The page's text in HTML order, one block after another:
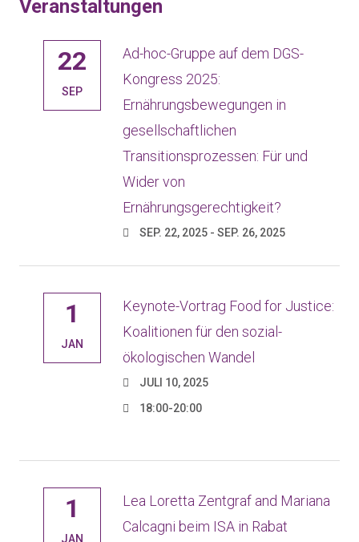
Veranstaltungen
22
SEP
Ad-hoc-Gruppe auf dem DGS-
Kongress 2025:
Ernährungsbewegungen in
gesellschaftlichen
Transitionsprozessen: Für und
Wider von
Ernährungsgerechtigkeit?
SEP. 22, 2025 - SEP. 26, 2025
1
JAN
Keynote-Vortrag Food for Justice:
Koalitionen für den sozial-
ökologischen Wandel
JULI 10, 2025
18:00-20:00
1
JAN
Lea Loretta Zentgraf and Mariana
Calcagni beim ISA in Rabat